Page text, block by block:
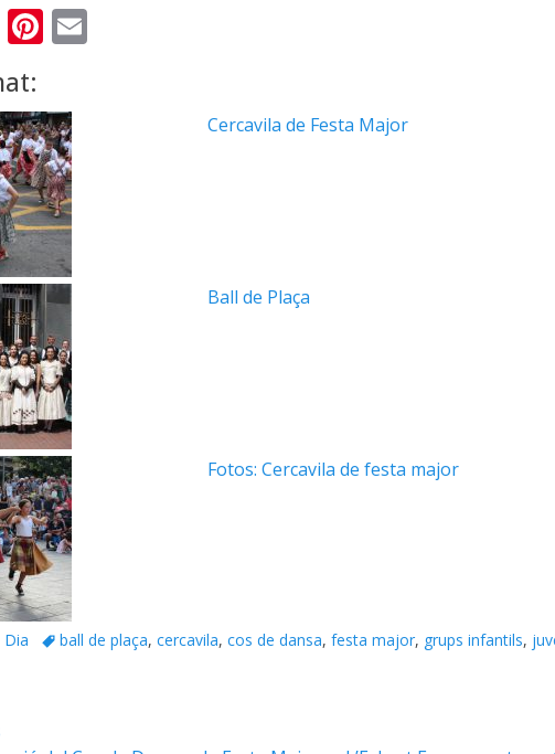
T Pi
e
st
Cercavila de Festa Major
Ball de Plaça
Fotos: Cercavila de festa major
Dia Tagsball de plaça, cercavila, cos de dansa, festa major, grups infantils,